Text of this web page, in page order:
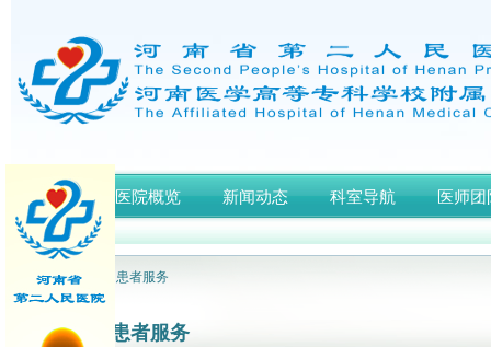
首页 医院概览 新闻动态 科室导航 医师团
网站首页 > 患者服务
患者服务